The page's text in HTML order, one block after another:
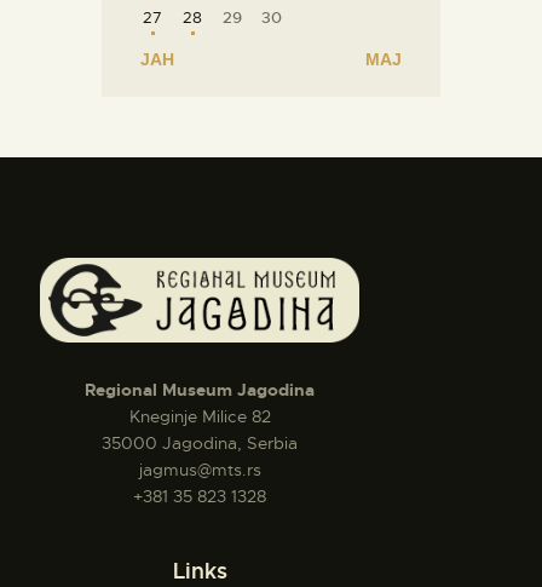
27
28 29 30
« ЈАН МАЈ »
Regional Museum Jagodina
Kneginje Milice 82
35000 Jagodina, Serbia
jagmus@mts.rs
+381 35 823 1328
Links